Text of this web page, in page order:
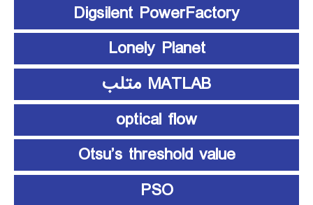
Digsilent PowerFactory
Lonely Planet
MATLAB متلب
optical flow
Otsu’s threshold value
PSO